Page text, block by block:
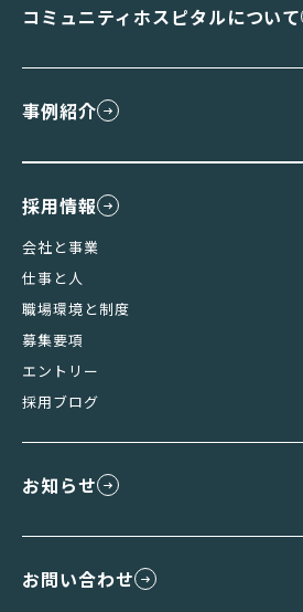
コミュニティホスピタルについて
事例紹介
採用情報
会社と事業
仕事と人
職場環境と制度
募集要項
エントリー
採用ブログ
お知らせ
お問い合わせ